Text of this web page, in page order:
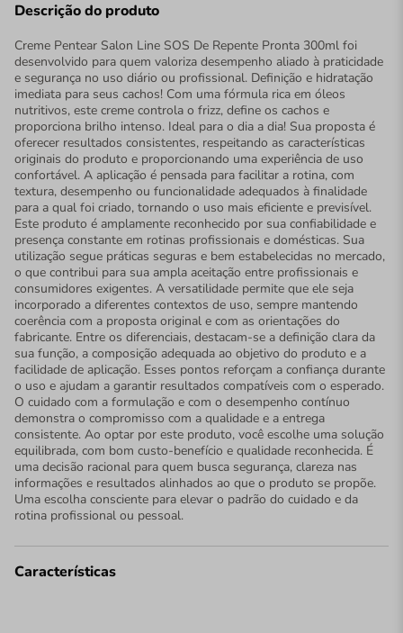
Descrição do produto
Creme Pentear Salon Line SOS De Repente Pronta 300ml foi
desenvolvido para quem valoriza desempenho aliado à praticidade
e segurança no uso diário ou profissional. Definição e hidratação
imediata para seus cachos! Com uma fórmula rica em óleos
nutritivos, este creme controla o frizz, define os cachos e
proporciona brilho intenso. Ideal para o dia a dia! Sua proposta é
oferecer resultados consistentes, respeitando as características
originais do produto e proporcionando uma experiência de uso
confortável. A aplicação é pensada para facilitar a rotina, com
textura, desempenho ou funcionalidade adequados à finalidade
para a qual foi criado, tornando o uso mais eficiente e previsível.
Este produto é amplamente reconhecido por sua confiabilidade e
presença constante em rotinas profissionais e domésticas. Sua
utilização segue práticas seguras e bem estabelecidas no mercado,
o que contribui para sua ampla aceitação entre profissionais e
consumidores exigentes. A versatilidade permite que ele seja
incorporado a diferentes contextos de uso, sempre mantendo
coerência com a proposta original e com as orientações do
fabricante. Entre os diferenciais, destacam-se a definição clara da
sua função, a composição adequada ao objetivo do produto e a
facilidade de aplicação. Esses pontos reforçam a confiança durante
o uso e ajudam a garantir resultados compatíveis com o esperado.
O cuidado com a formulação e com o desempenho contínuo
demonstra o compromisso com a qualidade e a entrega
consistente. Ao optar por este produto, você escolhe uma solução
equilibrada, com bom custo-benefício e qualidade reconhecida. É
uma decisão racional para quem busca segurança, clareza nas
informações e resultados alinhados ao que o produto se propõe.
Uma escolha consciente para elevar o padrão do cuidado e da
rotina profissional ou pessoal.
Características